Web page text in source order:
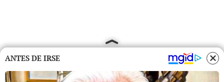
ANTES DE IRSE